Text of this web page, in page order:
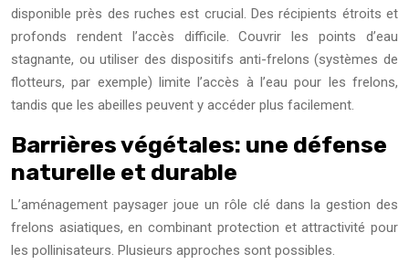
disponible près des ruches est crucial. Des récipients étroits et
profonds rendent l’accès difficile. Couvrir les points d’eau
stagnante, ou utiliser des dispositifs anti-frelons (systèmes de
flotteurs, par exemple) limite l’accès à l’eau pour les frelons,
tandis que les abeilles peuvent y accéder plus facilement.
Barrières végétales: une défense
naturelle et durable
L’aménagement paysager joue un rôle clé dans la gestion des
frelons asiatiques, en combinant protection et attractivité pour
les pollinisateurs. Plusieurs approches sont possibles.